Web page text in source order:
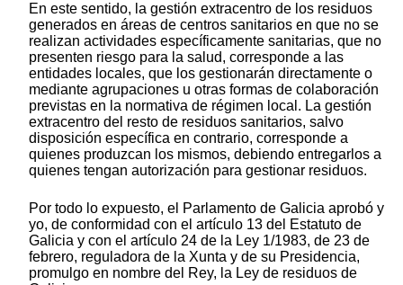
En este sentido, la gestión extracentro de los residuos
generados en áreas de centros sanitarios en que no se
realizan actividades específicamente sanitarias, que no
presenten riesgo para la salud, corresponde a las
entidades locales, que los gestionarán directamente o
mediante agrupaciones u otras formas de colaboración
previstas en la normativa de régimen local. La gestión
extracentro del resto de residuos sanitarios, salvo
disposición específica en contrario, corresponde a
quienes produzcan los mismos, debiendo entregarlos a
quienes tengan autorización para gestionar residuos.
Por todo lo expuesto, el Parlamento de Galicia aprobó y
yo, de conformidad con el artículo 13 del Estatuto de
Galicia y con el artículo 24 de la Ley 1/1983, de 23 de
febrero, reguladora de la Xunta y de su Presidencia,
promulgo en nombre del Rey, la Ley de residuos de